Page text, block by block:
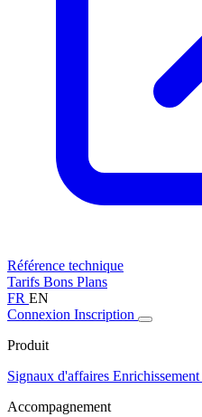
Référence technique
Tarifs Bons Plans
FR EN
Connexion Inscription
Produit
Signaux d'affaires Enrichissement
Accompagnement